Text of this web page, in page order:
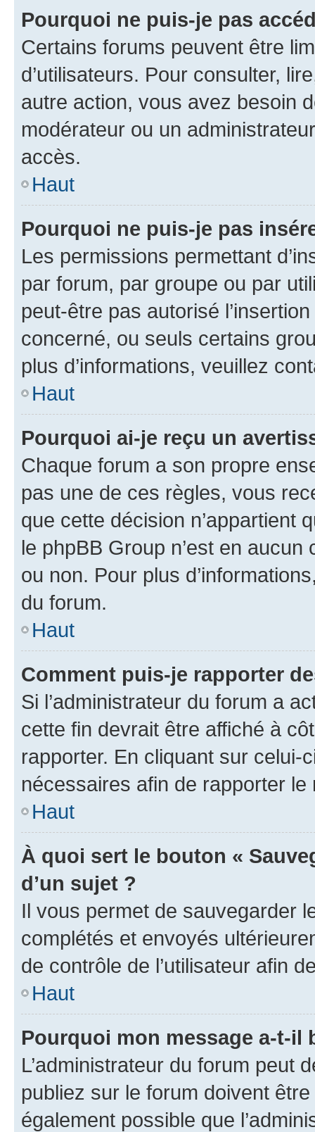
Pourquoi ne puis-je pas
Certains forums peuvent être
d’utilisateurs. Pour consulter,
autre action, vous avez besoin
modérateur ou un
accès.
Haut
Pourquoi ne puis-je pas
Les permissions permettant
par forum, par groupe ou par
peut-être pas autorisé
concerné, ou seuls certains
plus d’informations, veuillez
Haut
Pourquoi ai-je reçu un
Chaque forum a son propre
pas une de ces règles, vous
que cette décision n’appartient
le phpBB Group n’est en
ou non. Pour plus
du forum.
Haut
Comment puis-je rapporter
Si l’administrateur du forum a
cette fin devrait être affiché à
rapporter. En cliquant sur
nécessaires afin de rapporter le
Haut
À quoi sert le bouton «
d’un sujet ?
Il vous permet de sauvegarder
complétés et envoyés
de contrôle de l’utilisateur afin
Haut
Pourquoi mon message a-t-il
L’administrateur du forum peut
publiez sur le forum doivent
également possible que